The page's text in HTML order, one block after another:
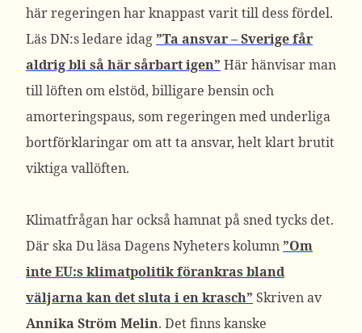
här regeringen har knappast varit till dess fördel.
Läs DN:s ledare idag”Ta ansvar – Sverige får
aldrig bli så här sårbart igen” Här hänvisar man
till löften om elstöd, billigare bensin och
amorteringspaus, som regeringen med underliga
bortförklaringar om att ta ansvar, helt klart brutit
viktiga vallöften.
Klimatfrågan har också hamnat på sned tycks det.
Där ska Du läsa Dagens Nyheters kolumn”Om
inte EU:s klimatpolitik förankras bland
väljarna kan det sluta i en krasch” Skriven av
Annika Ström Melin. Det finns kanske